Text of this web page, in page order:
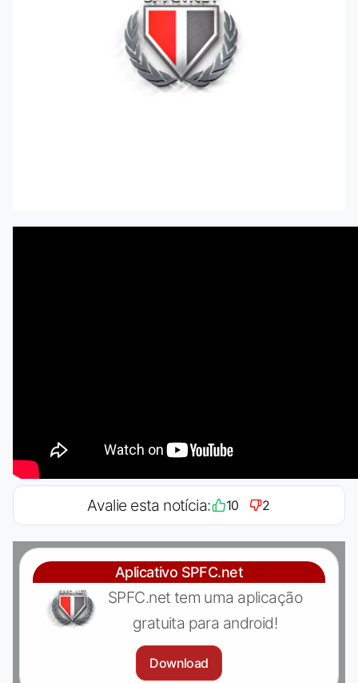
Avalie esta notícia: 10 2
Aplicativo SPFC.net
SPFC.net tem uma aplicação
gratuita para android!
Download